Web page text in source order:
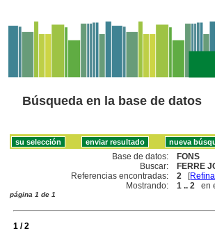
Búsqueda en la base de datos
Base de datos:
FONS
Buscar:
FERRE
Referencias encontradas:
2 [
Mostrando:
1 .. 2 en
página 1 de 1
1 / 2